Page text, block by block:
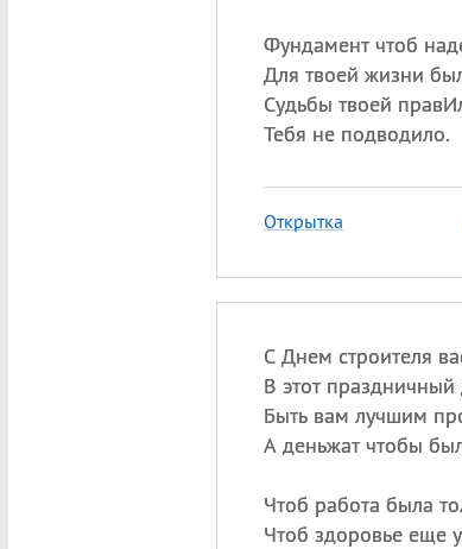
Фундамент чтоб
Для твоей жизни
Судьбы твоей
Тебя не подводило.
Открытка
С Днем строителя
В этот
Быть вам лучшим
А деньжат чтобы
Чтоб работа была
Чтоб здоровье еще